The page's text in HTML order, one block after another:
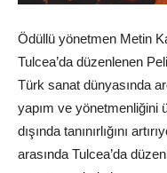
Ödüllü yönetmen Metin
Tulcea’da düzenlenen
Türk sanat dünyasında
yapım ve yönetmenliğini
dışında tanınırlığını
arasında Tulcea’da